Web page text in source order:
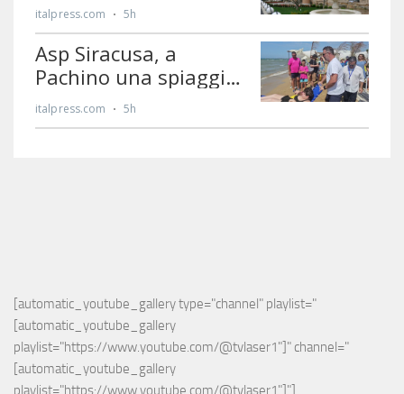
[automatic_youtube_gallery type="channel" playlist="
[automatic_youtube_gallery
playlist="https://www.youtube.com/@tvlaser1"]" channel="
[automatic_youtube_gallery
playlist="https://www.youtube.com/@tvlaser1"]"]